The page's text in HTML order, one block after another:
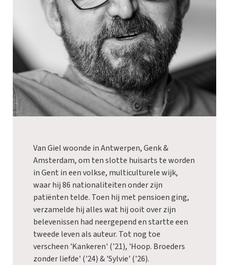
Van Giel woonde in Antwerpen, Genk &
Amsterdam, om ten slotte huisarts te worden
in Gent in een volkse, multiculturele wijk,
waar hij 86 nationaliteiten onder zijn
patiënten telde. Toen hij met pensioen ging,
verzamelde hij alles wat hij ooit over zijn
belevenissen had neergepend en startte een
tweede leven als auteur. Tot nog toe
verscheen 'Kankeren' ('21), 'Hoop. Broeders
zonder liefde' ('24) & 'Sylvie' ('26).